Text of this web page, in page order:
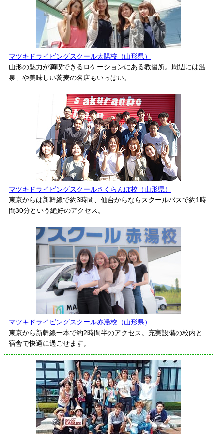
マツキドライビングスクール太陽校（山形県）
山形の魅力が満喫できるロケーションにある教習所。周辺には温
泉、や美味しい蕎麦の名店もいっぱい。
マツキドライビングスクールさくらんぼ校（山形県）
東京からは新幹線で約3時間、仙台からならスクールバスで約1時
間30分という絶好のアクセス。
マツキドライビングスクール赤湯校（山形県）
東京から新幹線一本で約2時間半のアクセス。充実設備の校内と
宿舎で快適に過ごせます。